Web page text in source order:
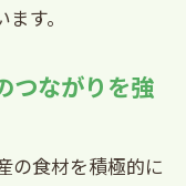
与える影響
食事の工夫
す。
つながりを強
の食材を積極的に